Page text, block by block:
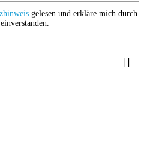
gelesen und erkläre mich durch